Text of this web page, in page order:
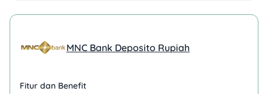
MNC Bank Deposito Rupiah
Fitur dan Benefit